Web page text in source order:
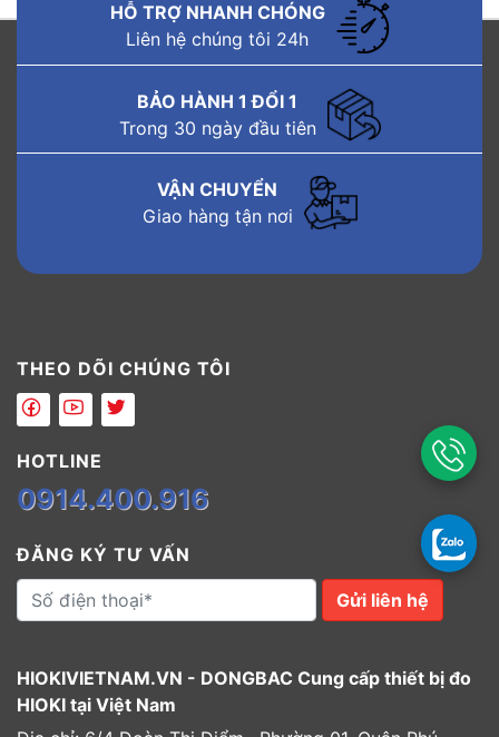
HỖ TRỢ NHANH CHÓNG
Liên hệ chúng tôi 24h
BẢO HÀNH 1 ĐỔI 1
Trong 30 ngày đầu tiên
VẬN CHUYỂN
Giao hàng tận nơi
THEO DÕI CHÚNG TÔI
HOTLINE
0914.400.916
ĐĂNG KÝ TƯ VẤN
Gửi liên hệ
HIOKIVIETNAM.VN - DONGBAC Cung cấp thiết bị đo
HIOKI tại Việt Nam